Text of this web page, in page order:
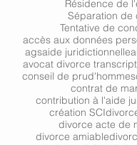
Résidence de
Séparation de
Tentative de
accès aux données
agsaide juridictionnelle
avocat divorce
conseil de prud'hommes
contrat de
contribution à l'aide
création SCI
divorce acte de
divorce amiable